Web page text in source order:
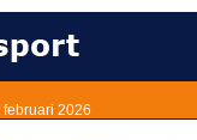
februari 2026